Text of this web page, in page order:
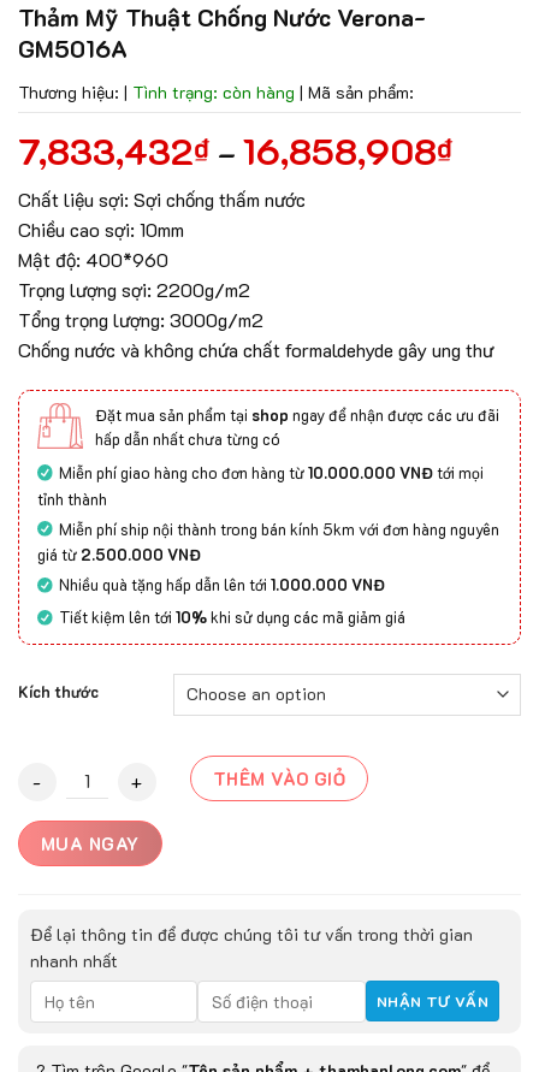
Thảm Mỹ Thuật Chống Nước Verona-
GM5016A
Thương hiệu: | Tình trạng: còn hàng | Mã sản phẩm:
7,833,432₫ – 16,858,908₫
Chất liệu sợi: Sợi chống thấm nước
Chiều cao sợi: 10mm
Mật độ: 400*960
Trọng lượng sợi: 2200g/m2
Tổng trọng lượng: 3000g/m2
Chống nước và không chứa chất formaldehyde gây ung thư
Đặt mua sản phẩm tại shop ngay để nhận được các ưu đãi
hấp dẫn nhất chưa từng có
Miễn phí giao hàng cho đơn hàng từ10.000.000 VNĐtới mọi
tỉnh thành
Miễn phí ship nội thành trong bán kính 5km với đơn hàng nguyên
giá từ 2.500.000 VNĐ
Nhiều quà tặng hấp dẫn lên tới1.000.000 VNĐ
Tiết kiệm lên tới10%khi sử dụng các mã giảm giá
Kích thước
Thảm Mỹ Thuật Chống Nước Verona-GM5016A quantity
THÊM VÀO GIỎ
MUA NGAY
Để lại thông tin để được chúng tôi tư vấn trong thời gian
nhanh nhất